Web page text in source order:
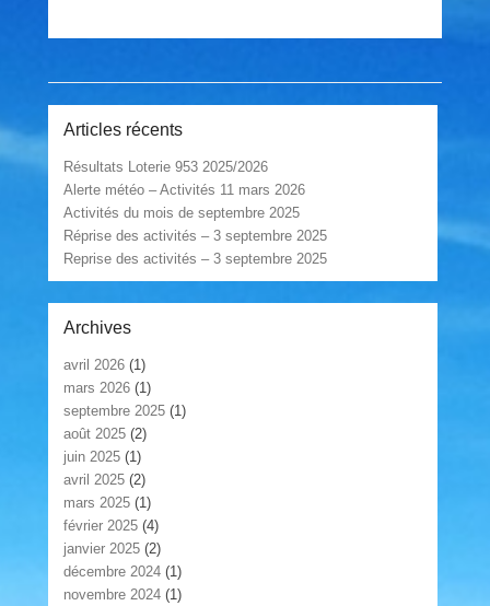
Articles récents
Résultats Loterie 953 2025/2026
Alerte météo – Activités 11 mars 2026
Activités du mois de septembre 2025
Réprise des activités – 3 septembre 2025
Reprise des activités – 3 septembre 2025
Archives
avril 2026 (1)
mars 2026 (1)
septembre 2025 (1)
août 2025 (2)
juin 2025 (1)
avril 2025 (2)
mars 2025 (1)
février 2025 (4)
janvier 2025 (2)
décembre 2024 (1)
novembre 2024 (1)